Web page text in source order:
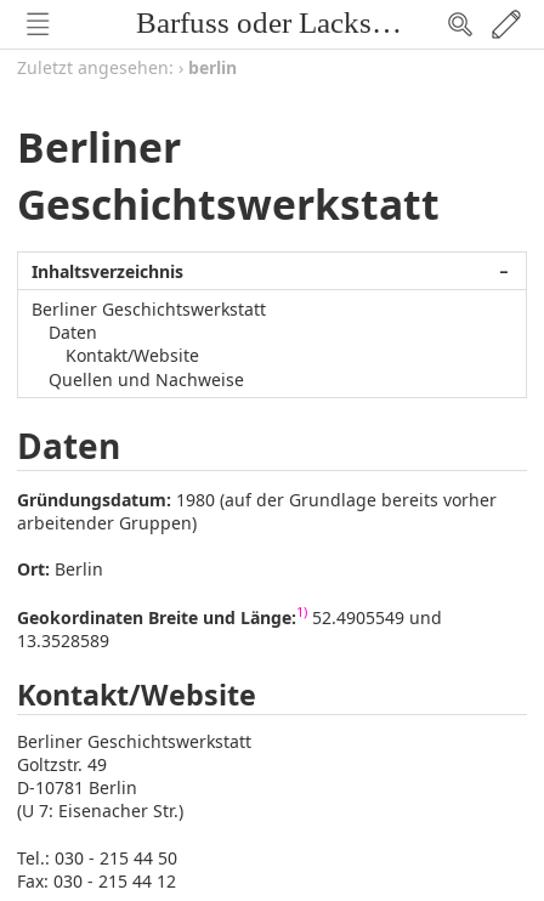
Barfuss oder Lackschuh
Zuletzt angesehen: › berlin
Berliner
Geschichtswerkstatt
−
Inhaltsverzeichnis
Berliner Geschichtswerkstatt
Daten
Kontakt/Website
Quellen und Nachweise
Daten
Gründungsdatum: 1980 (auf der Grundlage bereits vorher
arbeitender Gruppen)
Ort: Berlin
Geokordinaten Breite und Länge:1) 52.4905549 und
13.3528589
Kontakt/Website
Berliner Geschichtswerkstatt
Goltzstr. 49
D-10781 Berlin
(U 7: Eisenacher Str.)
Tel.: 030 - 215 44 50
Fax: 030 - 215 44 12